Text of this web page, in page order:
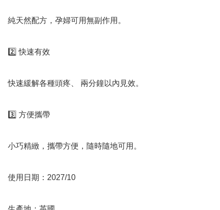
純天然配方，孕婦可用無副作用。
2️⃣ 快速有效
快速緩解各種頭疼、 兩分鐘以內見效。
3️⃣ 方便攜帶
小巧精緻，攜帶方便，隨時隨地可用。
使用日期：2027/10